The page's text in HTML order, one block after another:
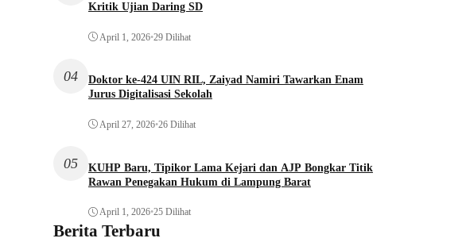
Kritik Ujian Daring SD
April 1, 2026•29 Dilihat
04
Doktor ke-424 UIN RIL, Zaiyad Namiri Tawarkan Enam
Jurus Digitalisasi Sekolah
April 27, 2026•26 Dilihat
05
KUHP Baru, Tipikor Lama Kejari dan AJP Bongkar Titik
Rawan Penegakan Hukum di Lampung Barat
April 1, 2026•25 Dilihat
Berita Terbaru